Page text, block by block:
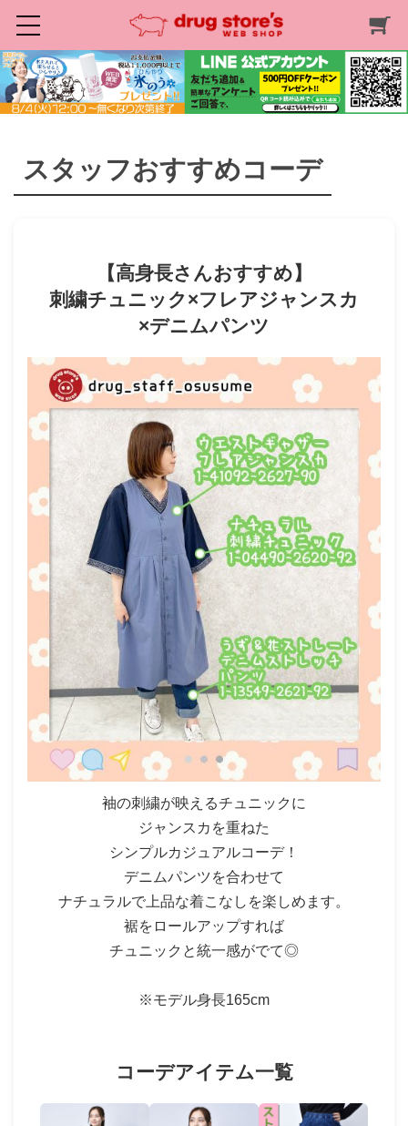
スタッフおすすめコーデ
【高身長さんおすすめ】
刺繍チュニック×フレアジャンスカ
×デニムパンツ
袖の刺繍が映えるチュニックに
ジャンスカを重ねた
シンプルカジュアルコーデ！
デニムパンツを合わせて
ナチュラルで上品な着こなしを楽しめます。
裾をロールアップすれば
チュニックと統一感がでて◎
※モデル身長165cm
コーデアイテム一覧